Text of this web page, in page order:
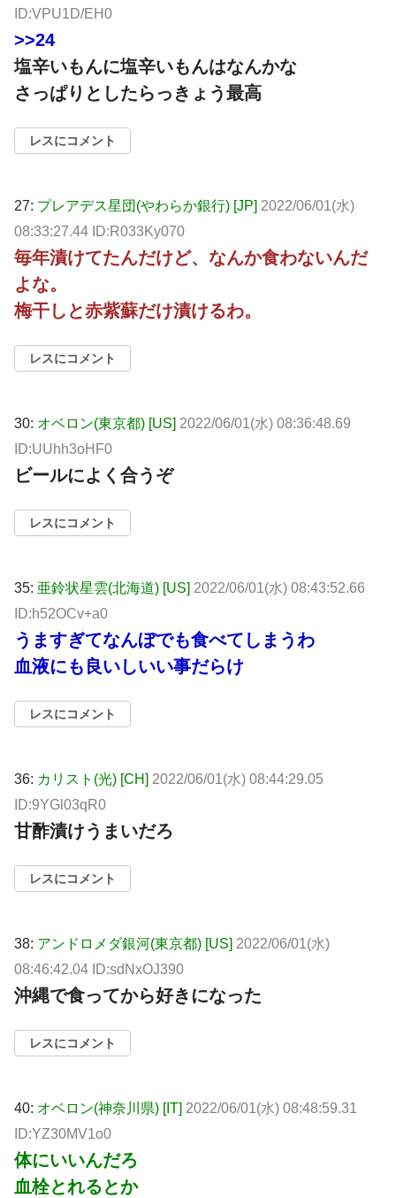
ID:VPU1D/EH0
>>24
塩辛いもんに塩辛いもんはなんかな
さっぱりとしたらっきょう最高
レスにコメント
27: プレアデス星団(やわらか銀行) [JP] 2022/06/01(水)
08:33:27.44 ID:R033Ky070
毎年漬けてたんだけど、なんか食わないんだ
よな。
梅干しと赤紫蘇だけ漬けるわ。
レスにコメント
30: オベロン(東京都) [US] 2022/06/01(水) 08:36:48.69
ID:UUhh3oHF0
ビールによく合うぞ
レスにコメント
35: 亜鈴状星雲(北海道) [US] 2022/06/01(水) 08:43:52.66
ID:h52OCv+a0
うますぎてなんぼでも食べてしまうわ
血液にも良いしいい事だらけ
レスにコメント
36: カリスト(光) [CH] 2022/06/01(水) 08:44:29.05
ID:9YGl03qR0
甘酢漬けうまいだろ
レスにコメント
38: アンドロメダ銀河(東京都) [US] 2022/06/01(水)
08:46:42.04 ID:sdNxOJ390
沖縄で食ってから好きになった
レスにコメント
40: オベロン(神奈川県) [IT] 2022/06/01(水) 08:48:59.31
ID:YZ30MV1o0
体にいいんだろ
血栓とれるとか